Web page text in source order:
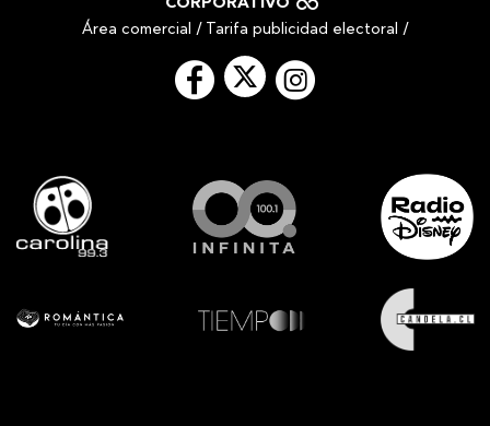
CORPORATIVO
Área comercial / Tarifa publicidad electoral /